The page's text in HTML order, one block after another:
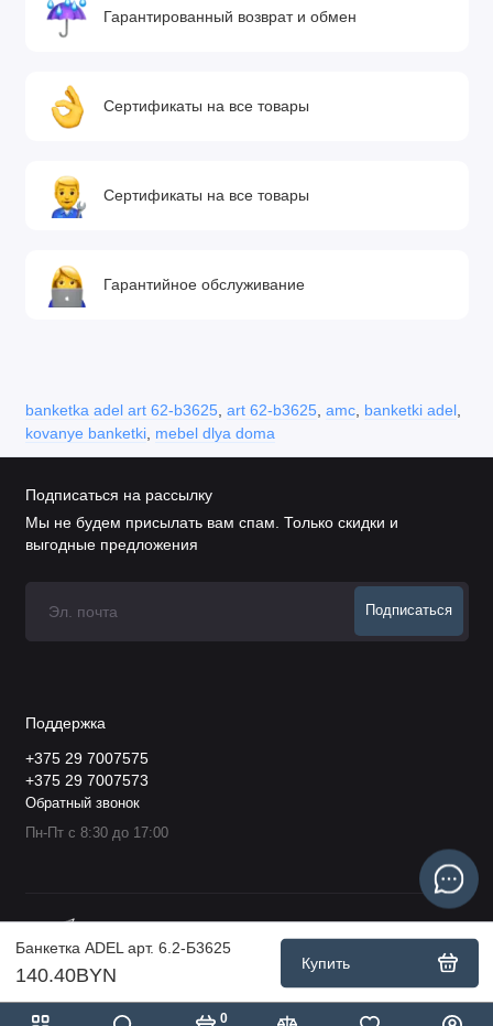
0
Банкетка ADEL арт. 6.2-Б3625
140.40BYN
Купить
Гарантированный возврат и обмен
Сертификаты на все товары
Сертификаты на все товары
Гарантийное обслуживание
banketka adel art 62-b3625, art 62-b3625, amc, banketki adel,
kovanye banketki, mebel dlya doma
Подписаться на рассылку
Мы не будем присылать вам спам. Только скидки и
выгодные предложения
Подписаться
Поддержка
+375 29 7007575
+375 29 7007573
Обратный звонок
Пн-Пт с 8:30 до 17:00